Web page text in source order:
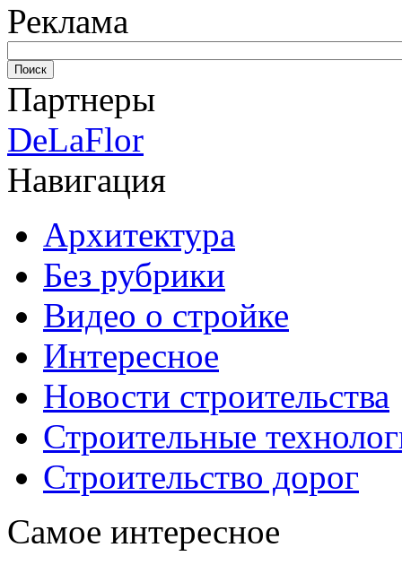
Реклама
Партнеры
DeLaFlor
Навигация
Архитектура
Без рубрики
Видео о стройке
Интересное
Новости строительства
Строительные
Строительство дорог
Самое интересное